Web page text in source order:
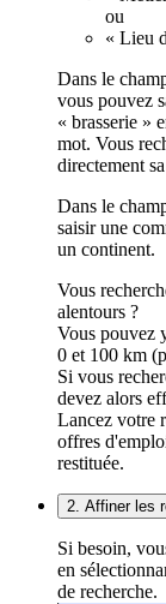
ou
« Lieu
Dans le
vous pouvez
« brasserie »
mot. Vous
directement
Dans le
saisir une
un continent.
Vous
alentours ?
Vous pouvez
0 et 100 km
Si vous
devez alors
Lancez votre
offres
restituée.
2. Affiner les
Si besoin,
en
de recherche.